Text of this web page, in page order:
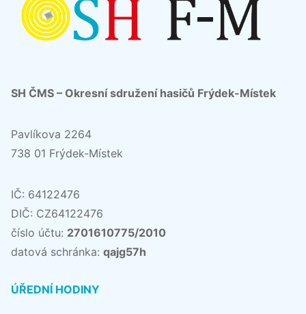
SH ČMS – Okresní sdružení hasičů Frýdek-Místek
Pavlíkova 2264
738 01 Frýdek-Místek
IČ: 64122476
DIČ: CZ64122476
číslo účtu: 2701610775/2010
datová schránka: qajg57h
ÚŘEDNÍ HODINY